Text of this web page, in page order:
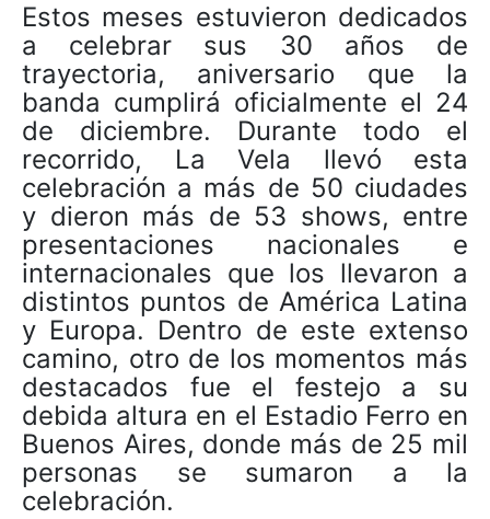
Estos meses estuvieron dedicados
a celebrar sus 30 años de
trayectoria, aniversario que la
banda cumplirá oficialmente el 24
de diciembre. Durante todo el
recorrido, La Vela llevó esta
celebración a más de 50 ciudades
y dieron más de 53 shows, entre
presentaciones nacionales e
internacionales que los llevaron a
distintos puntos de América Latina
y Europa. Dentro de este extenso
camino, otro de los momentos más
destacados fue el festejo a su
debida altura en el Estadio Ferro en
Buenos Aires, donde más de 25 mil
personas se sumaron a la
celebración.